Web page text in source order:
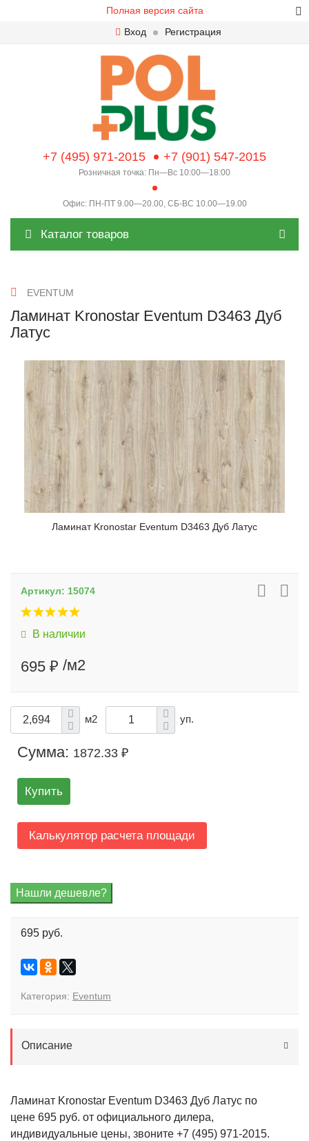
Полная версия сайта
Вход
Регистрация
+7 (495) 971-2015 +7 (901) 547-2015
Розничная точка: Пн—Вс 10:00—18:00
Офис: ПН-ПТ 9.00—20.00, СБ-ВС 10.00—19.00
Каталог товаров
EVENTUM
Ламинат Kronostar Eventum D3463 Дуб
Латус
Ламинат Kronostar Eventum D3463 Дуб Латус
Артикул: 15074
В наличии
695 ₽ /м2
м2 уп.
Сумма: 1872.33 ₽
Купить
Калькулятор расчета площади
695 руб.
Категория: Eventum
Описание
Ламинат Kronostar Eventum D3463 Дуб Латус по
цене 695 руб. от официального дилера,
индивидуальные цены, звоните +7 (495) 971-2015.